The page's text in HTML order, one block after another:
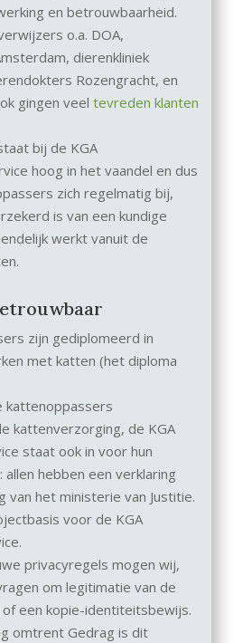
en betrouwbaarheid.
o.a. DOA,
dierenkliniek
Rozengracht, en
gingen veel tevreden klanten
bij de KGA
hoog in het vaandel en dus
zich regelmatig bij,
is van een kundige
werkt vanuit de
zijn gediplomeerd in
met katten (het diploma
kattenoppassers
kattenverzorging, de KGA
staat ook in voor hun
hebben een verklaring
van het ministerie van Justitie.
voor de KGA
privacyregels mogen wij,
om legitimatie van de
een kopie-identiteitsbewijs.
omtrent Gedrag is dit